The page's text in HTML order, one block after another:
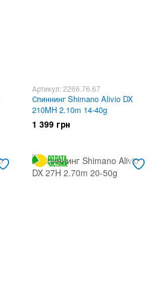
Артикул: 2266.76.67
Спиннинг Shimano Alivio DX
210MH 2.10m 14-40g
1 399 грн